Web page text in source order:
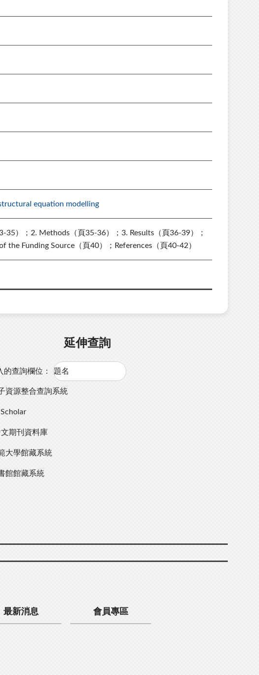
equation modelling
）；2. Methods（頁35-36）；3. Results（頁36-39）；
the Funding Source（頁40）；References（頁40-42）
延伸查詢
的查詢欄位：
資源整合查詢系統
文期刊資料庫
大學館藏系統
館館藏系統
最新消息 會員專區